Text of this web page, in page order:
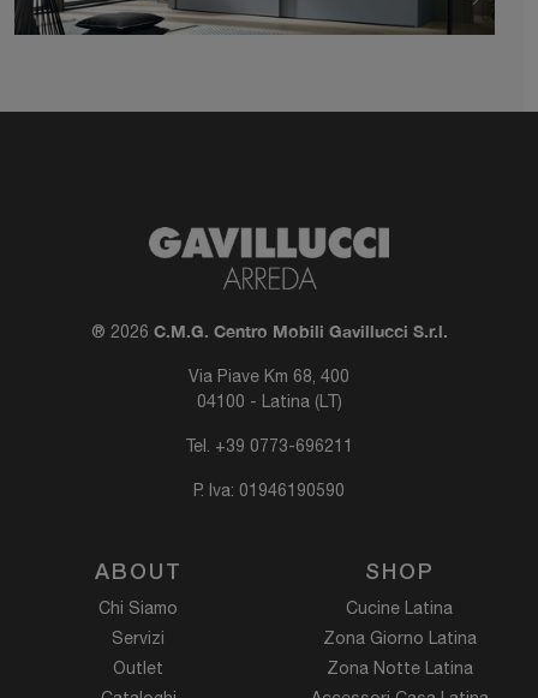
® 2026 C.M.G. Centro Mobili Gavillucci S.r.l.
Via Piave Km 68, 400
04100 - Latina (LT)
Tel. +39 0773-696211
P. Iva: 01946190590
ABOUT
Chi Siamo
Servizi
Outlet
SHOP
Cucine Latina
Zona Giorno Latina
Zona Notte Latina